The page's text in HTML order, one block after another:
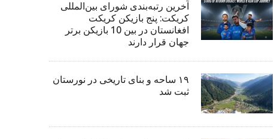
آخرین رتبه‌بندی شورای بین‌المللی
کریکت: پنج بازیکن کریکت
افغانستان در بین 10 بازیکن برتر
جهان قرار دارند
۱۹ ساحه و بنای تاریخی در نورستان
ثبت شد